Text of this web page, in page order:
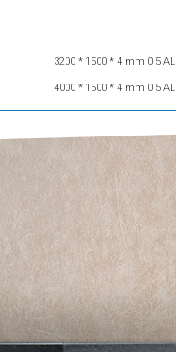
3200 * 1500 * 4 mm 0,5 AL
4000 * 1500 * 4 mm 0,5 AL